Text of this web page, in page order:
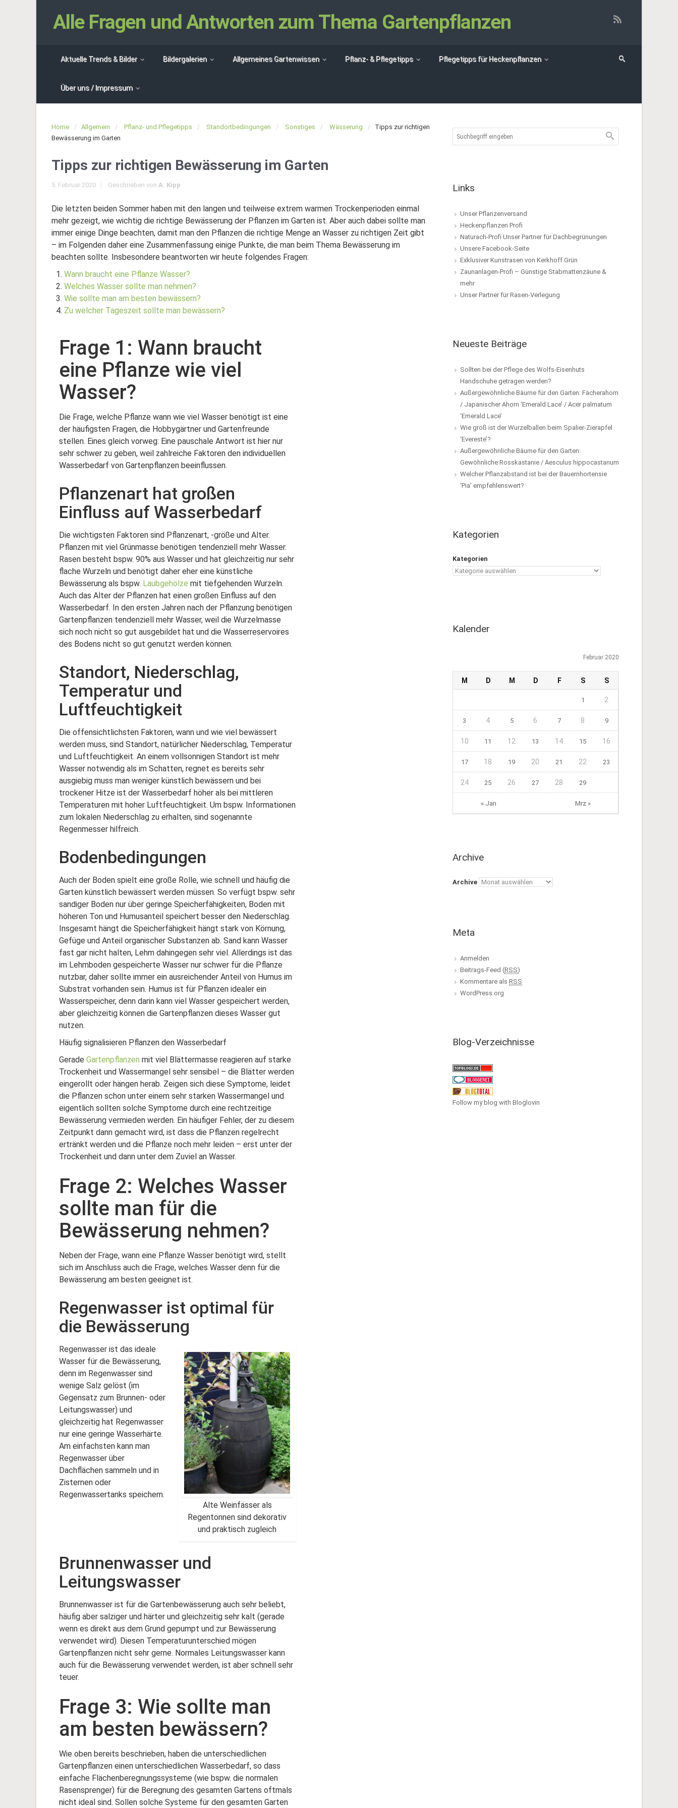
Alle Fragen und Antworten zum Thema Gartenpflanzen
Aktuelle Trends & Bilder Bildergalerien Allgemeines Gartenwissen Pflanz- & Pflegetipps Pflegetipps für Heckenpflanzen
Über uns / Impressum
Home Allgemein Pflanz- und Pflegetipps Standortbedingungen Sonstiges Wässerung
Tipps zur richtigen
Bewässerung im Garten
Tipps zur richtigen Bewässerung im Garten
5. Februar 2020 Geschrieben von A. Kipp
Die letzten beiden Sommer haben mit den langen und teilweise extrem warmen Trockenperioden einmal
mehr gezeigt, wie wichtig die richtige Bewässerung der Pflanzen im Garten ist. Aber auch dabei sollte man
immer einige Dinge beachten, damit man den Pflanzen die richtige Menge an Wasser zu richtigen Zeit gibt
– im Folgenden daher eine Zusammenfassung einige Punkte, die man beim Thema Bewässerung im
beachten sollte. Insbesondere beantworten wir heute folgendes Fragen:
Wann braucht eine Pflanze Wasser?
Welches Wasser sollte man nehmen?
Wie sollte man am besten bewässern?
Zu welcher Tageszeit sollte man bewässern?
Frage 1: Wann braucht
eine Pflanze wie viel
Wasser?
Die Frage, welche Pflanze wann wie viel Wasser benötigt ist eine
der häufigsten Fragen, die Hobbygärtner und Gartenfreunde
stellen. Eines gleich vorweg: Eine pauschale Antwort ist hier nur
sehr schwer zu geben, weil zahlreiche Faktoren den individuellen
Wasserbedarf von Gartenpflanzen beeinflussen.
Pflanzenart hat großen
Einfluss auf Wasserbedarf
Die wichtigsten Faktoren sind Pflanzenart, -größe und Alter.
Pflanzen mit viel Grünmasse benötigen tendenziell mehr Wasser.
Rasen besteht bspw. 90% aus Wasser und hat gleichzeitig nur sehr
flache Wurzeln und benötigt daher eher eine künstliche
Bewässerung als bspw. Laubgehölze mit tiefgehenden Wurzeln.
Auch das Alter der Pflanzen hat einen großen Einfluss auf den
Wasserbedarf. In den ersten Jahren nach der Pflanzung benötigen
Gartenpflanzen tendenziell mehr Wasser, weil die Wurzelmasse
sich noch nicht so gut ausgebildet hat und die Wasserreservoires
des Bodens nicht so gut genutzt werden können.
Standort, Niederschlag,
Temperatur und
Luftfeuchtigkeit
Die offensichtlichsten Faktoren, wann und wie viel bewässert
werden muss, sind Standort, natürlicher Niederschlag, Temperatur
und Luftfeuchtigkeit. An einem vollsonnigen Standort ist mehr
Wasser notwendig als im Schatten, regnet es bereits sehr
ausgiebig muss man weniger künstlich bewässern und bei
trockener Hitze ist der Wasserbedarf höher als bei mittleren
Temperaturen mit hoher Luftfeuchtigkeit. Um bspw. Informationen
zum lokalen Niederschlag zu erhalten, sind sogenannte
Regenmesser hilfreich.
Bodenbedingungen
Auch der Boden spielt eine große Rolle, wie schnell und häufig die
Garten künstlich bewässert werden müssen. So verfügt bspw. sehr
sandiger Boden nur über geringe Speicherfähigkeiten, Boden mit
höheren Ton und Humusanteil speichert besser den Niederschlag.
Insgesamt hängt die Speicherfähigkeit hängt stark von Körnung,
Gefüge und Anteil organischer Substanzen ab. Sand kann Wasser
fast gar nicht halten, Lehm dahingegen sehr viel. Allerdings ist das
im Lehmboden gespeicherte Wasser nur schwer für die Pflanze
nutzbar, daher sollte immer ein ausreichender Anteil von Humus im
Substrat vorhanden sein. Humus ist für Pflanzen idealer ein
Wasserspeicher, denn darin kann viel Wasser gespeichert werden,
aber gleichzeitig können die Gartenpflanzen dieses Wasser gut
nutzen.
Häufig signalisieren Pflanzen den Wasserbedarf
Gerade Gartenpflanzen mit viel Blättermasse reagieren auf starke
Trockenheit und Wassermangel sehr sensibel – die Blätter werden
eingerollt oder hängen herab. Zeigen sich diese Symptome, leidet
die Pflanzen schon unter einem sehr starken Wassermangel und
eigentlich sollten solche Symptome durch eine rechtzeitige
Bewässerung vermieden werden. Ein häufiger Fehler, der zu diesem
Zeitpunkt dann gemacht wird, ist dass die Pflanzen regelrecht
ertränkt werden und die Pflanze noch mehr leiden – erst unter der
Trockenheit und dann unter dem Zuviel an Wasser.
Frage 2: Welches Wasser
sollte man für die
Bewässerung nehmen?
Neben der Frage, wann eine Pflanze Wasser benötigt wird, stellt
sich im Anschluss auch die Frage, welches Wasser denn für die
Bewässerung am besten geeignet ist.
Regenwasser ist optimal für
die Bewässerung
Alte Weinfässer als
Regentonnen sind dekorativ
und praktisch zugleich
Regenwasser ist das ideale
Wasser für die Bewässerung,
denn im Regenwasser sind
wenige Salz gelöst (im
Gegensatz zum Brunnen- oder
Leitungswasser) und
gleichzeitig hat Regenwasser
nur eine geringe Wasserhärte.
Am einfachsten kann man
Regenwasser über
Dachflächen sammeln und in
Zisternen oder
Regenwassertanks speichern.
Brunnenwasser und
Leitungswasser
Brunnenwasser ist für die Gartenbewässerung auch sehr beliebt,
häufig aber salziger und härter und gleichzeitig sehr kalt (gerade
wenn es direkt aus dem Grund gepumpt und zur Bewässerung
verwendet wird). Diesen Temperaturunterschied mögen
Gartenpflanzen nicht sehr gerne. Normales Leitungswasser kann
auch für die Bewässerung verwendet werden, ist aber schnell sehr
teuer.
Frage 3: Wie sollte man
am besten bewässern?
Wie oben bereits beschrieben, haben die unterschiedlichen
Gartenpflanzen einen unterschiedlichen Wasserbedarf, so dass
einfache Flächenberegnungssysteme (wie bspw. die normalen
Rasensprenger) für die Beregnung des gesamten Gartens oftmals
nicht ideal sind. Sollen solche Systeme für den gesamten Garten
Links
Unser Pflanzenversand
Heckenpflanzen Profi
Naturach-Profi Unser Partner für Dachbegrünungen
Unsere Facebook-Seite
Exklusiver Kunstrasen von Kerkhoff Grün
Zaunanlagen-Profi – Günstige Stabmattenzäune &
mehr
Unser Partner für Rasen-Verlegung
Neueste Beiträge
Sollten bei der Pflege des Wolfs-Eisenhuts
Handschuhe getragen werden?
Außergewöhnliche Bäume für den Garten: Fächerahorn
/ Japanischer Ahorn ‘Emerald Lace’ / Acer palmatum
‘Emerald Lace’
Wie groß ist der Wurzelballen beim Spalier-Zierapfel
‘Evereste’?
Außergewöhnliche Bäume für den Garten:
Gewöhnliche Rosskastanie / Aesculus hippocastanum
Welcher Pflanzabstand ist bei der Bauernhortensie
‘Pia’ empfehlenswert?
Kategorien
Kategorien
Kalender
Februar 2020
M D M D F S S
« Jan Mrz »
1 2
3 4 5 6 7 8 9
10 11 12 13 14 15 16
17 18 19 20 21 22 23
24 25 26 27 28 29
Archive
Archive
Meta
Anmelden
Beitrags-Feed (RSS)
Kommentare als RSS
WordPress.org
Blog-Verzeichnisse
Follow my blog with Bloglovin